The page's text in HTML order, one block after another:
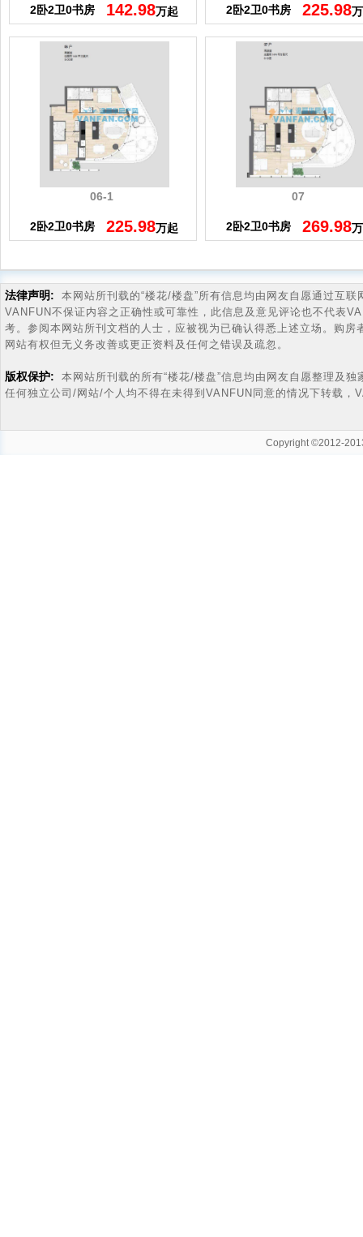
2卧2卫0书房 142.98万起 2卧2卫0书房 225.98
06-1
2卧2卫0书房 225.98万起
07
2卧2卫0书房 269.98
法律声明:
本网站所刊载的“楼花/楼盘”所有信息均由网友自愿通过互
VANFUN不保证内容之正确性或可靠性，此信息及意见评论也不代表
考。参阅本网站所刊文档的人士，应被视为已确认得悉上述立场。购
网站有权但无义务改善或更正资料及任何之错误及疏忽。
版权保护:
本网站所刊载的所有“楼花/楼盘”信息均由网友自愿整理及
任何独立公司/网站/个人均不得在未得到VANFUN同意的情况下转载
Copyright ©2012-